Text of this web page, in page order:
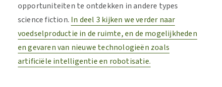
opportuniteiten te ontdekken in andere types
science fiction. In deel 3 kijken we verder naar
voedselproductie in de ruimte, en de mogelijkheden
en gevaren van nieuwe technologieën zoals
artificiële intelligentie en robotisatie.